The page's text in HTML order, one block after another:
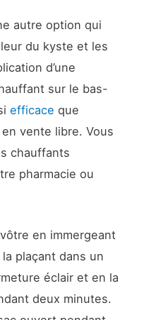
autre option qui
du kyste et les
d’une
sur le bas-
efficace que
vente libre. Vous
chauffants
pharmacie ou
en immergeant
plaçant dans un
éclair et en la
deux minutes.